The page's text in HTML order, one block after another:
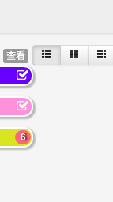
查看
6